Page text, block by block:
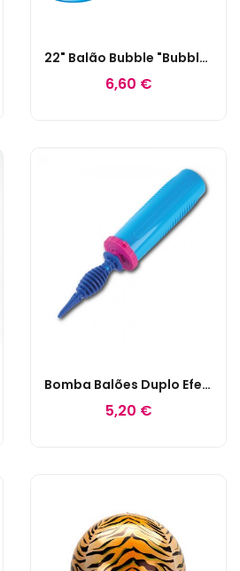
22" Balão Bubble "Bubble Guppies"
6,60 €
Bomba Balões Duplo Efeito
5,20 €